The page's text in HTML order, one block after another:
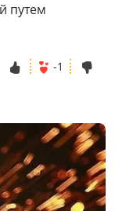
путем
-1